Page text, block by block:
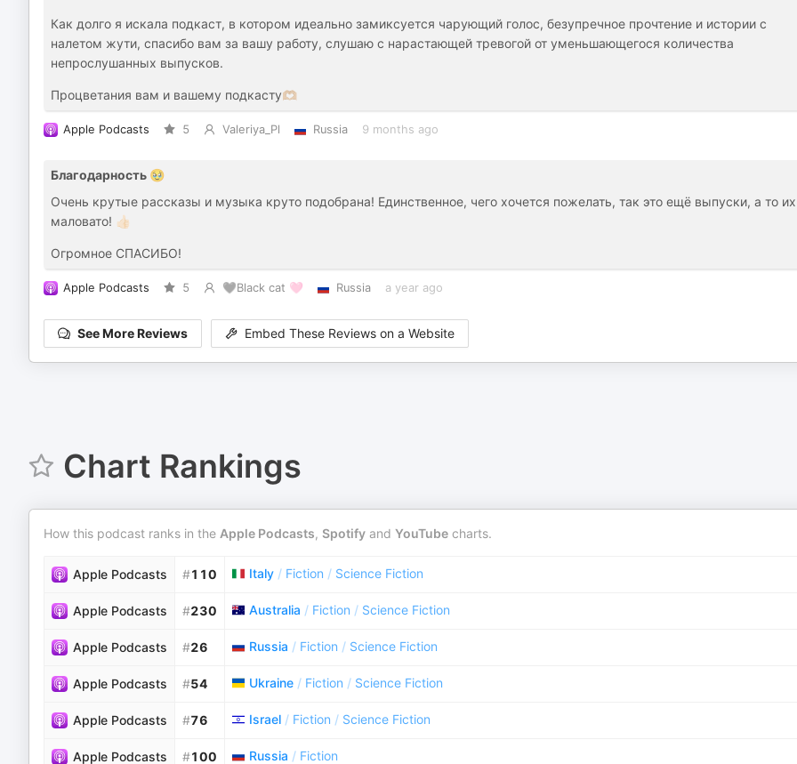
Как долго я искала подкаст, в котором идеально замиксуется чарующий голос, безупречное прочтение и истории с
налетом жути, спасибо вам за вашу работу, слушаю с нарастающей тревогой от уменьшающегося количества
непрослушанных выпусков.
Процветания вам и вашему подкасту🫶🏼
Apple Podcasts 5 Valeriya_Pl Russia 9 months ago
Благодарность 🥹
Очень крутые рассказы и музыка круто подобрана! Единственное, чего хочется пожелать, так это ещё выпуски, а то их
маловато! 👍🏻
Огромное СПАСИБО!
Apple Podcasts 5 🖤Black cat 🩷 Russia a year ago
See More Reviews Embed These Reviews on a Website
Chart Rankings
How this podcast ranks in the Apple Podcasts, Spotify and YouTube charts.
Apple Podcasts #110 Italy / Fiction / Science Fiction
Apple Podcasts #230 Australia / Fiction / Science Fiction
Apple Podcasts #26 Russia / Fiction / Science Fiction
Apple Podcasts #54 Ukraine / Fiction / Science Fiction
Apple Podcasts #76 Israel / Fiction / Science Fiction
Apple Podcasts #100 Russia / Fiction